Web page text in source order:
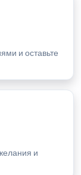
и оставьте
и